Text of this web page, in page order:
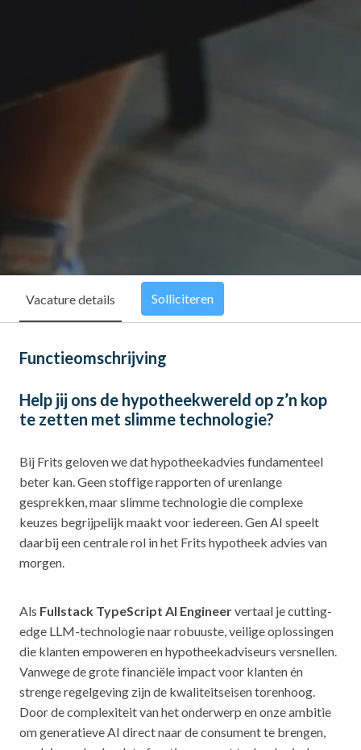
Vacature details Solliciteren
Functieomschrijving
Help jij ons de hypotheekwereld op z’n kop
te zetten met slimme technologie?
Bij Frits geloven we dat hypotheekadvies fundamenteel
beter kan. Geen stoffige rapporten of urenlange
gesprekken, maar slimme technologie die complexe
keuzes begrijpelijk maakt voor iedereen. Gen AI speelt
daarbij een centrale rol in het Frits hypotheek advies van
morgen.
Als Fullstack TypeScript AI Engineervertaal je cutting-
edge LLM-technologie naar robuuste, veilige oplossingen
die klanten empoweren en hypotheekadviseurs versnellen.
Vanwege de grote financiële impact voor klanten én
strenge regelgeving zijn de kwaliteitseisen torenhoog.
Door de complexiteit van het onderwerp en onze ambitie
om generatieve AI direct naar de consument te brengen,